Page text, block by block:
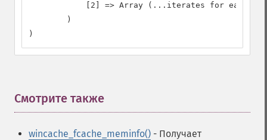
[2] => Array (...iterates for each
        )
)
Смотрите также
wincache_fcache_meminfo() - Получает